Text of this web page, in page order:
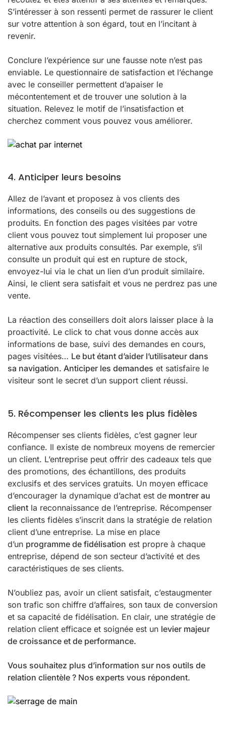
S’intéresser à son ressenti permet de rassurer le client
sur votre attention à son égard, tout en l’incitant à
revenir.
Conclure l’expérience sur une fausse note n’est pas
enviable. Le questionnaire de satisfaction et l’échange
avec le conseiller permettent d’apaiser le
mécontentement et de trouver une solution à la
situation. Relevez le motif de l’insatisfaction et
cherchez comment vous pouvez vous améliorer.
4. Anticiper leurs besoins
Allez de l’avant et proposez à vos clients des
informations, des conseils ou des suggestions de
produits. En fonction des pages visitées par votre
client vous pouvez tout simplement lui proposer une
alternative aux produits consultés. Par exemple, s‘il
consulte un produit qui est en rupture de stock,
envoyez-lui via le chat un lien d’un produit similaire.
Ainsi, le client sera satisfait et vous ne perdrez pas une
vente.
La réaction des conseillers doit alors laisser place à la
proactivité. Le click to chat vous donne accès aux
informations de base, suivi des demandes en cours,
pages visitées… Le but étant d’aider l’utilisateur dans
sa navigation. Anticiper les demandes et satisfaire le
visiteur sont le secret d’un support client réussi.
5. Récompenser les clients les plus fidèles
Récompenser ses clients fidèles, c’est gagner leur
confiance. Il existe de nombreux moyens de remercier
un client. L’entreprise peut offrir des cadeaux tels que
des promotions, des échantillons, des produits
exclusifs et des services gratuits. Un moyen efficace
d’encourager la dynamique d’achat est de montrer au
client la reconnaissance de l’entreprise. Récompenser
les clients fidèles s’inscrit dans la stratégie de relation
client d’une entreprise. La mise en place
d’un programme de fidélisation est propre à chaque
entreprise, dépend de son secteur d’activité et des
caractéristiques de ses clients.
N’oubliez pas, avoir un client satisfait, c’estaugmenter
son trafic son chiffre d’affaires, son taux de conversion
et sa capacité de fidélisation. En clair, une stratégie de
relation client efficace et soignée est un levier majeur
de croissance et de performance.
Vous souhaitez plus d’information sur nos outils de
relation clientèle ? Nos experts vous répondent.